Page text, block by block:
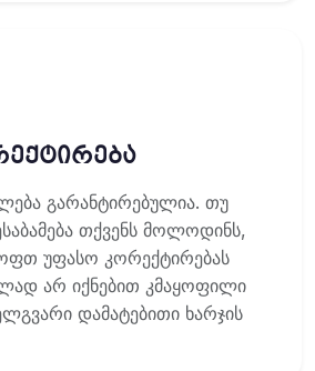
გარანტირებულია. თუ
თქვენს მოლოდინს,
უფასო კორექტირებას
არ იქნებით კმაყოფილი
დამატებითი ხარჯის